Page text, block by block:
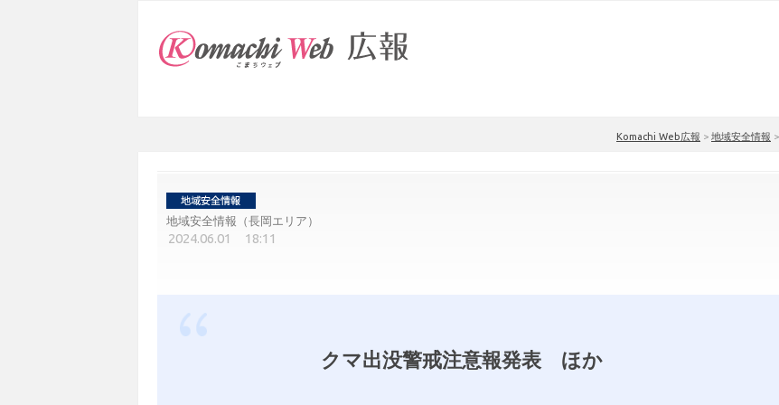
Komachi Web広報 > 地域安全情報 >
地域安全情報（長岡エリア）
2024.06.01 18:11
クマ出没警戒注意報発表 ほか